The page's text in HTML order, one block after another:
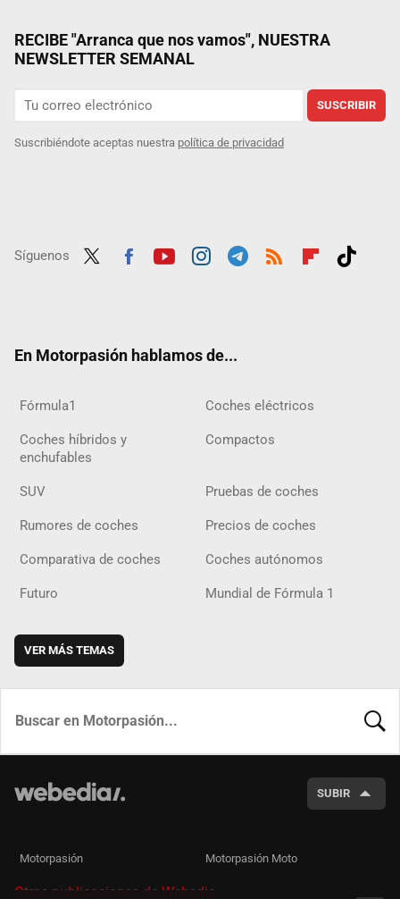
RECIBE "Arranca que nos vamos", NUESTRA
NEWSLETTER SEMANAL
SUSCRIBIR
Suscribiéndote aceptas nuestra política de privacidad
Síguenos
En Motorpasión hablamos de...
Fórmula1 Coches eléctricos
Coches híbridos y
enchufables
Compactos
SUV Pruebas de coches
Rumores de coches Precios de coches
Comparativa de coches Coches autónomos
Futuro Mundial de Fórmula 1
VER MÁS TEMAS
SUBIR
Motorpasión Motorpasión Moto
Otras publicaciones de Webedia